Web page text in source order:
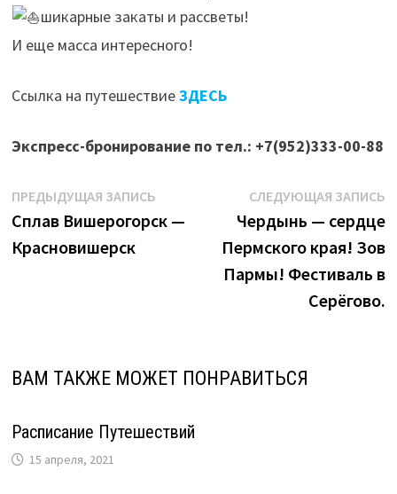
шикарные закаты и рассветы!
И еще масса интересного!
Ссылка на путешествиеЗДЕСЬ
Экспресс-бронирование по тел.: +7(952)333-00-88
Навигация
по
записям
ПРЕДЫДУЩАЯ ЗАПИСЬПредыдущая
запись:
Сплав Вишерогорск —
Красновишерск
СЛЕДУЮЩАЯ ЗАПИСЬ
Чердынь — сердце
Пермского края! Зов
Пармы! Фестиваль в
Серёгово.
ВАМ ТАКЖЕ МОЖЕТ ПОНРАВИТЬСЯ
Расписание Путешествий
15 апреля, 2021